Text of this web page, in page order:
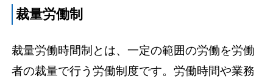
裁量労働制
裁量労働時間制とは、一定の範囲の労働を労働
者の裁量で行う労働制度です。労働時間や業務